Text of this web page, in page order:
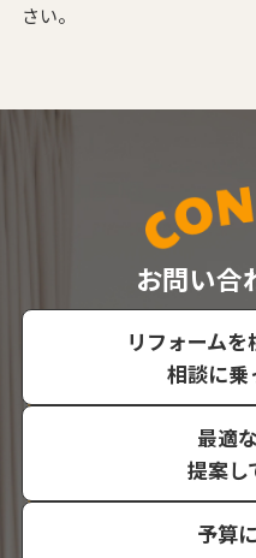
さい。
お問い合
リフォーム
相談に乗
最適
提案し
予算